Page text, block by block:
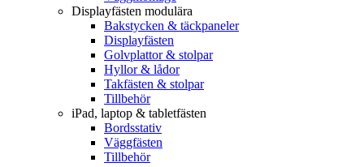
Displayfästen modulära
Bakstycken & täckpaneler
Displayfästen
Golvplattor & stolpar
Hyllor & lådor
Takfästen & stolpar
Tillbehör
iPad, laptop & tabletfästen
Bordsstativ
Väggfästen
Tillbehör